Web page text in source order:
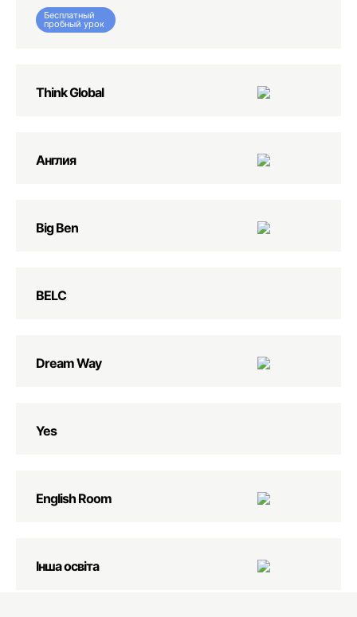
Бесплатный
пробный урок
Think Global
Англия
Big Ben
BELC
Dream Way
Yes
English Room
Інша освіта